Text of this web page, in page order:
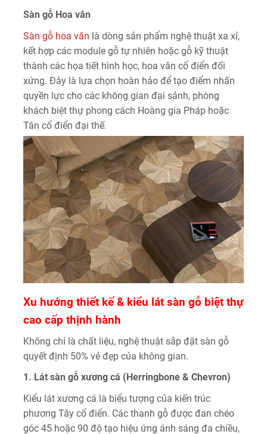
Sàn gỗ Hoa văn
Sàn gỗ hoa văn là dòng sản phẩm nghệ thuật xa xỉ,
kết hợp các module gỗ tự nhiên hoặc gỗ kỹ thuật
thành các họa tiết hình học, hoa văn cổ điển đối
xứng. Đây là lựa chọn hoàn hảo để tạo điểm nhấn
quyền lực cho các không gian đại sảnh, phòng
khách biệt thự phong cách Hoàng gia Pháp hoặc
Tân cổ điển đại thế.
Xu hướng thiết kế & kiểu lát sàn gỗ biệt thự
cao cấp thịnh hành
Không chỉ là chất liệu, nghệ thuật sắp đặt sàn gỗ
quyết định 50% vẻ đẹp của không gian.
1. Lát sàn gỗ xương cá (Herringbone & Chevron)
Kiểu lát xương cá là biểu tượng của kiến trúc
phương Tây cổ điển. Các thanh gỗ được đan chéo
góc 45 hoặc 90 độ tạo hiệu ứng ánh sáng đa chiều,